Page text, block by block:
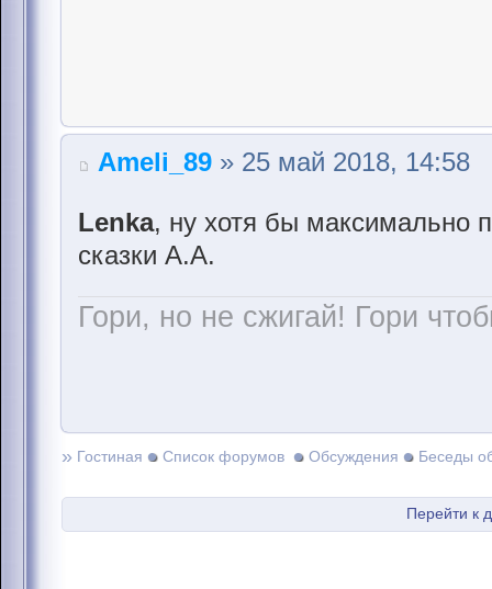
Ameli_89 » 25 май 2018, 14:58
Lenka, ну хотя бы максимально
сказки А.А.
Гори, но не сжигай! Гори
» Гостиная Список форумов Обсуждения Беседы
Перейти к